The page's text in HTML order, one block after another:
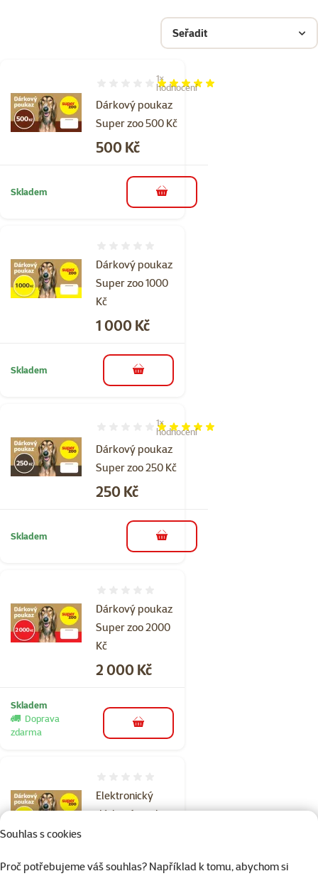
Souhlas s cookies
Proč potřebujeme váš souhlas? Například k tomu, abychom si
Seřadit
Dárkový poukaz
Super zoo 500 Kč
Hodnocení 100%, počet hodnocení: 1
1×
hodnocení
Cena
500 Kč
Skladem do košíku
Dárkový poukaz
Super zoo 1000
Kč
Cena
1 000 Kč
Skladem do košíku
Dárkový poukaz
Super zoo 250 Kč
Hodnocení 100%, počet hodnocení: 1
1×
hodnocení
Cena
250 Kč
Skladem do košíku
Dárkový poukaz
Super zoo 2000
Kč
Cena
2 000 Kč
Skladem
Doprava
zdarma
do košíku
Elektronický
dárkový poukaz